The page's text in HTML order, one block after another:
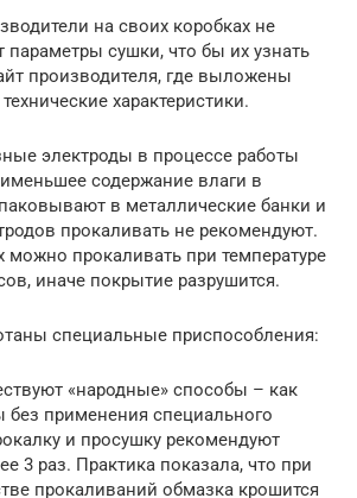
на своих коробках не
параметры сушки, что бы их узнать
производителя, где выложены
характеристики.
электроды в процессе работы
содержание влаги в
в металлические банки и
прокаливать не рекомендуют.
можно прокаливать при температуре
иначе покрытие разрушится.
специальные приспособления:
«народные» способы – как
без применения специального
и просушку рекомендуют
3 раз. Практика показала, что при
прокаливаний обмазка крошится